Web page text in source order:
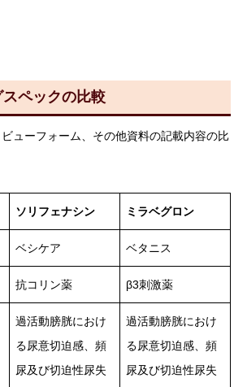
ペックの比較
ューフォーム、その他資料の記載内容の比
ソリフェナシン ミラベグロン
ベシケア ベタニス
抗コリン薬 β3刺激薬
過活動膀胱におけ
る尿意切迫感、頻
尿及び切迫性尿失
過活動膀胱におけ
る尿意切迫感、頻
尿及び切迫性尿失